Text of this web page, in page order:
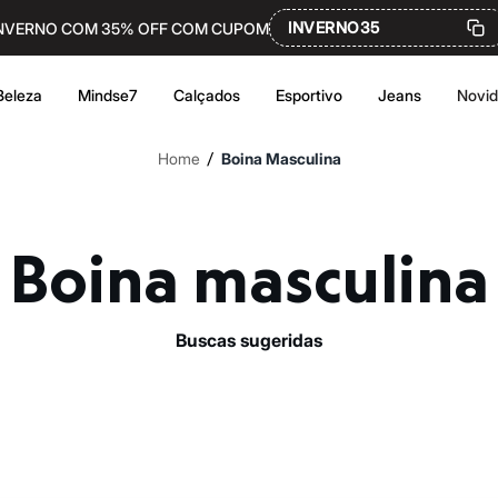
COM 35% OFF COM CUPOM INVERNO35
Mindse7 Calçados Esportivo Jeans
Home / Boina Masculina
Boina masculina
buscas sugeridas